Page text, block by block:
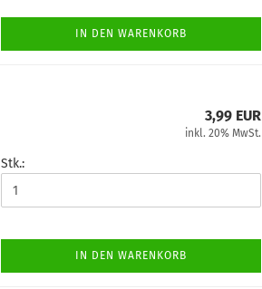
IN DEN WARENKORB
3,99 EUR
inkl. 20% MwSt.
Stk.:
IN DEN WARENKORB